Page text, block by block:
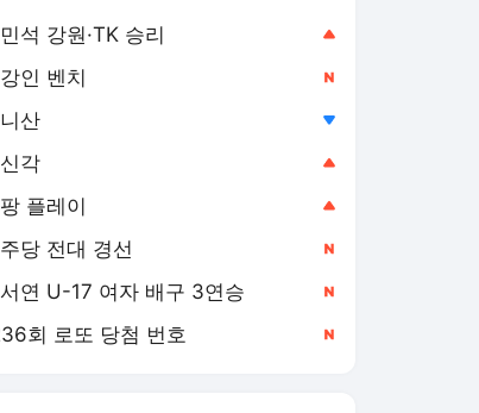
석 강원·TK 승리
인 벤치
산
각
플레이
당 전대 경선
연 U-17 여자 배구 3연승
회 로또 당첨 번호